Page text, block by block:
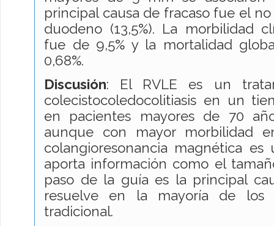
principal causa de fracaso fue el
duodeno (13,5%). La morbilidad
fue de 9,5% y la mortalidad
0,68%.
Discusión: El RVLE es un
colecistocoledocolitiasis en un
en pacientes mayores de 70
aunque con mayor morbilidad
colangioresonancia magnética
aporta información como el
paso de la guía es la principal
resuelve en la mayoría de los
tradicional.